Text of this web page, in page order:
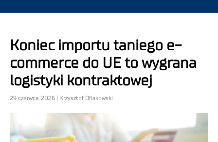
Koniec importu taniego e-
commerce do UE to wygrana
logistyki kontraktowej
29 czerwca, 2026 | Krzysztof Oflakowski